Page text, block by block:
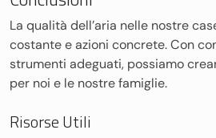
La qualità dell’aria nelle nostre
costante e azioni concrete. Con
strumenti adeguati, possiamo
per noi e le nostre famiglie.
Risorse Utili